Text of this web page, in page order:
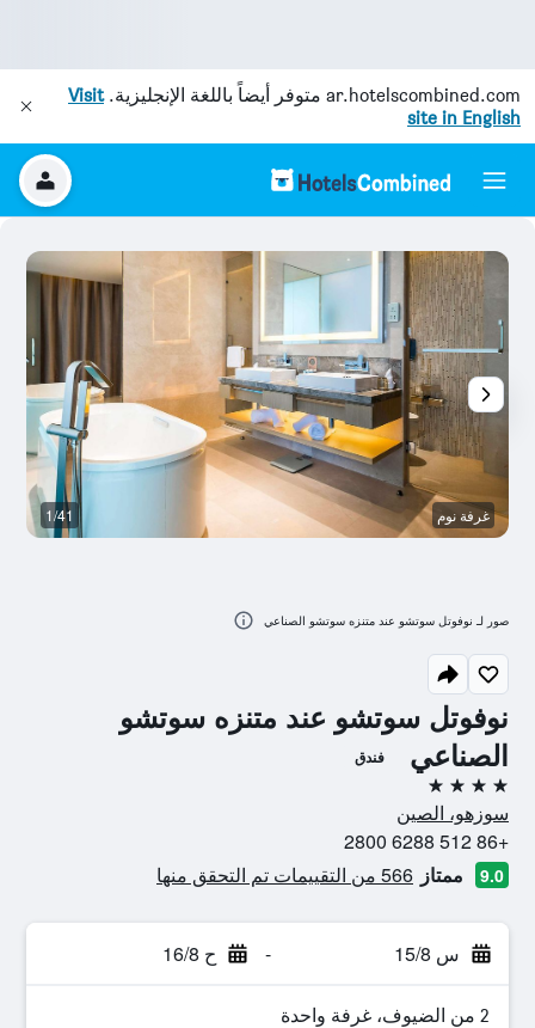
ar.hotelscombined.com متوفر أيضاً باللغة الإنجليزية.Visit
site in English
نوفوتل سوتشو عند متنزه سوتشو
الصناعي
فندق
4 نجوم
سوزهو، الصين
+86 512 6288 2800
9.0 ممتاز 566 من التقييمات تم التحقق منها
س 15/8 - ح 16/8
2 من الضيوف، غرفة واحدة
غرفة نوم 1/41
صور لـ نوفوتل سوتشو عند متنزه سوتشو الصناعي